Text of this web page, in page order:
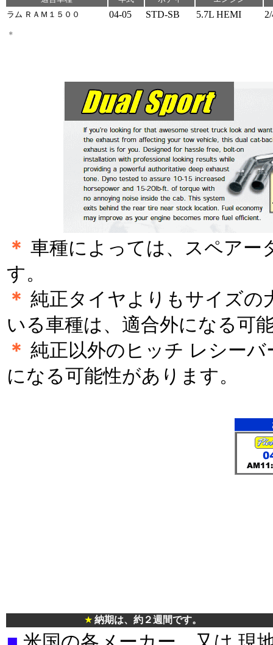
ラム ＲＡＭ１５００
04-05 STD-SB 5.7L HEMI
＊
＊ 車種によっては、スペアー
す。
＊ 純正タイヤよりもサイズの
いる車種は、適合外になる可
＊ 純正以外のヒッチ レシー
になる可能性があります。
★ 納期は、約２週間です。